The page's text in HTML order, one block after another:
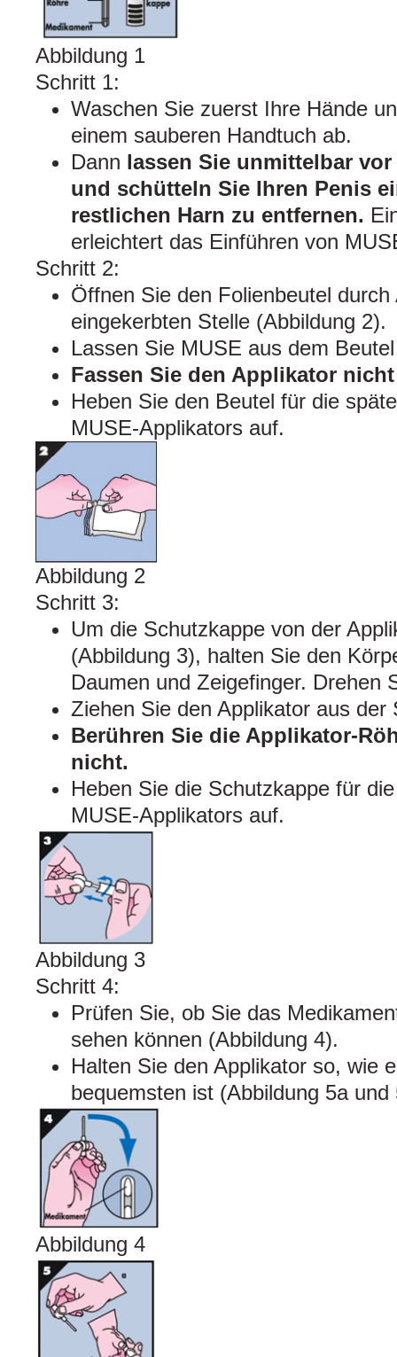
Abbildung 1
Schritt 1:
Waschen Sie zuerst Ihre Hände
einem sauberen Handtuch ab.
Dann lassen Sie unmittelbar
und schütteln Sie Ihren Penis
restlichen Harn zu entfernen.
erleichtert das Einführen von
Schritt 2:
Öffnen Sie den Folienbeutel
eingekerbten Stelle (Abbildung 2).
Lassen Sie MUSE aus dem
Fassen Sie den Applikator
Heben Sie den Beutel für die
MUSE-Applikators auf.
Abbildung 2
Schritt 3:
Um die Schutzkappe von der
(Abbildung 3), halten Sie den
Daumen und Zeigefinger. Drehen
Ziehen Sie den Applikator aus der
Berühren Sie die Applikator-
nicht.
Heben Sie die Schutzkappe für
MUSE-Applikators auf.
Abbildung 3
Schritt 4:
Prüfen Sie, ob Sie das
sehen können (Abbildung 4).
Halten Sie den Applikator so, wie
bequemsten ist (Abbildung 5a und
Abbildung 4